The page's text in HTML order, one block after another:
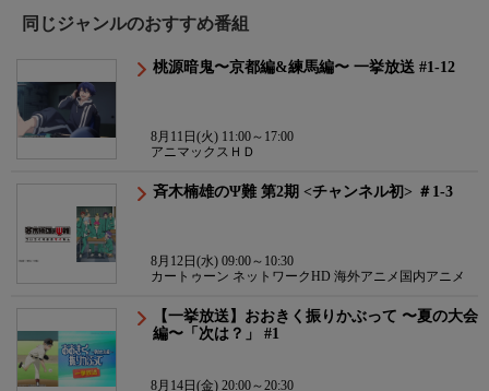
同じジャンルのおすすめ番組
桃源暗鬼〜京都編&練馬編〜 一挙放送 #1-12
8月11日(火) 11:00～17:00
アニマックスＨＤ
斉木楠雄のΨ難 第2期 <チャンネル初> ＃1-3
8月12日(水) 09:00～10:30
カートゥーン ネットワークHD 海外アニメ国内アニメ
【一挙放送】おおきく振りかぶって 〜夏の大会
編〜「次は？」 #1
8月14日(金) 20:00～20:30